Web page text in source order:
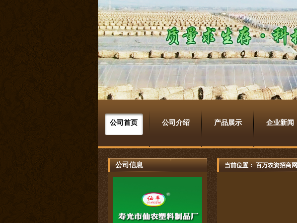
公司首页 公司介绍 产品展示 企业新闻
公司信息 当前位置：百万农资招商网